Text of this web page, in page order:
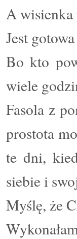
A wisienka
Jest
Bo kto
wiele
Fasola z
prostota
te dni,
siebie i
Myślę, że